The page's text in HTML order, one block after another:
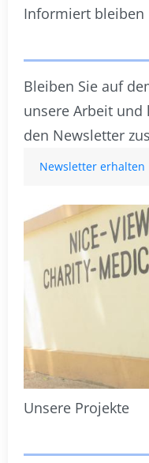
Informiert bleiben
Bleiben Sie auf
unsere Arbeit und
den Newsletter
Newsletter erhalten
Unsere Projekte